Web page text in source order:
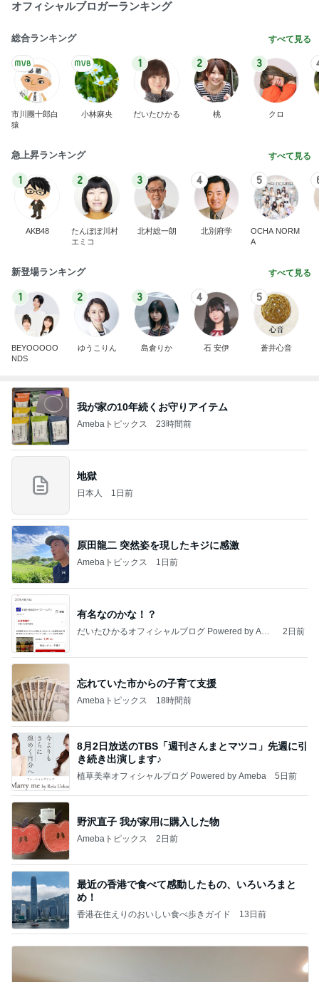
オフィシャルブロガーランキング
総合ランキング すべて見る
市川團十郎白
猿
小林麻央
1
だいたひかる
2
桃
3
クロ
急上昇ランキング すべて見る
1
AKB48
2
たんぽぽ川村
エミコ
3
北村総一朗
4
北別府学
5
OCHA NORM
A
新登場ランキング すべて見る
1
BEYOOOOO
NDS
2
ゆうこりん
3
島倉りか
4
石 安伊
5
蒼井心音
我が家の10年続くお守りアイテム
Amebaトピックス 23時間前
地獄
日本人 1日前
原田龍二 突然姿を現したキジに感激
Amebaトピックス 1日前
有名なのかな！？
だいたひかるオフィシャルブログ Powered by Ame
2日前
忘れていた市からの子育て支援
Amebaトピックス 18時間前
8月2日放送のTBS「週刊さんまとマツコ」先週に引
き続き出演します♪
植草美幸オフィシャルブログ Powered by Ameba 5日前
野沢直子 我が家用に購入した物
Amebaトピックス 2日前
最近の香港で食べて感動したもの、いろいろまと
め！
香港在住えりのおいしい食べ歩きガイド 13日前